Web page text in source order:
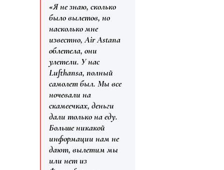
«Я не знаю, сколько
было вылетов, но
насколько мне
известно, Air Astana
облетела, они
улетели. У нас
Lufthansa, полный
самолет был. Мы все
ночевали на
скамеечках, деньги
дали только на еду.
Больше никакой
информации нам не
дают, вылетим мы
или нет из